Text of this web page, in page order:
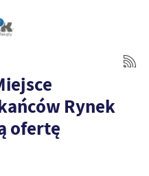
Rynek
ofertę